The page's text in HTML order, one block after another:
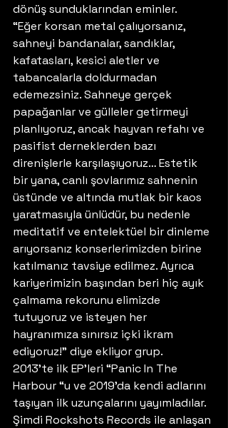
dönüş sunduklarından eminler.
“Eğer korsan metal çalıyorsanız,
sahneyi bandanalar, sandıklar,
kafatasları, kesici aletler ve
tabancalarla doldurmadan
edemezsiniz. Sahneye gerçek
papağanlar ve gülleler getirmeyi
planlıyoruz, ancak hayvan refahı ve
pasifist derneklerden bazı
direnişlerle karşılaşıyoruz… Estetik
bir yana, canlı şovlarımız sahnenin
üstünde ve altında mutlak bir kaos
yaratmasıyla ünlüdür, bu nedenle
meditatif ve entelektüel bir dinleme
arıyorsanız konserlerimizden birine
katılmanız tavsiye edilmez. Ayrıca
kariyerimizin başından beri hiç ayık
çalmama rekorunu elimizde
tutuyoruz ve isteyen her
hayranımıza sınırsız içki ikram
ediyoruz!” diye ekliyor grup.
2013’te ilk EP’leri “Panic In The
Harbour “u ve 2019’da kendi adlarını
taşıyan ilk uzunçalarını yayımladılar.
Şimdi Rockshots Records ile anlaşan